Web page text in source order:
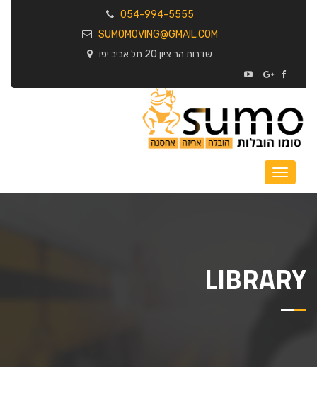
054-994-5555
SUMOMOVING@GMAIL.COM
שדרות הר ציון 20 תל אביב יפו
LIBRARY